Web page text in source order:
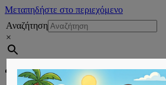
Μεταπηδήστε στο περιεχόμενο
Αναζήτηση
×
Εγγραφή